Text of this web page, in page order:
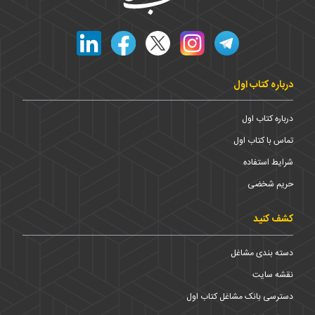
درباره کتاب اول
درباره کتاب اول
تماس با کتاب اول
شرایط استفاده
حریم شخضی
کشف کنید
دسته بندی مشاغل
نقشه سایت
دسترسی بانک مشاغل کتاب اول